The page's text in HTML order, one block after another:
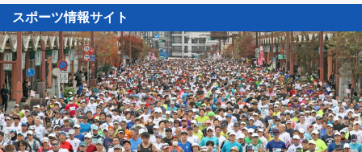
文
へ
スポーツ情報サイト